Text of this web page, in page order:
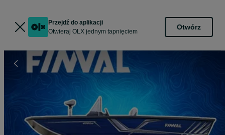
Przejdź do aplikacji
Otwieraj OLX jednym tapnięciem
Otwórz